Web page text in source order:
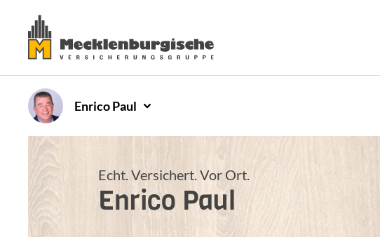
EnricoPaul
Enrico Paul
Echt. Versichert. Vor Ort.